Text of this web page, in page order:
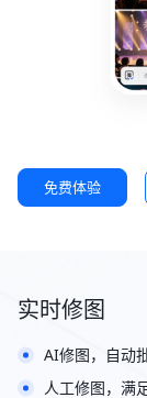
免费体验
实时修图
AI修图，自动
人工修图，满